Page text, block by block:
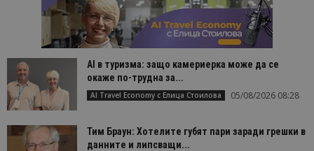
AI в туризма: защо камериерка може да се
окаже по-трудна за...
AI Travel Economy с Елица Стоилова 05/08/2026 08:28
Тим Браун: Хотелите губят пари заради грешки в
данните и липсващи...